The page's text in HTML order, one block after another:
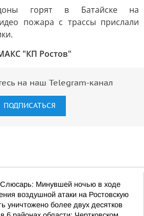
горят в Батайске на
пожара с трассы прислали
"КП Ростов"
на наш Telegram-канал
ПОДПИСАТЬСЯ
Минувшей ночью в ходе
воздушной атаки на Ростовскую
уничтожено более двух десятков